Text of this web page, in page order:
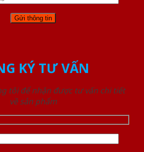
KÝ TƯ VẤN
tôi để nhận được tư vấn chi tiết
về sản phẩm